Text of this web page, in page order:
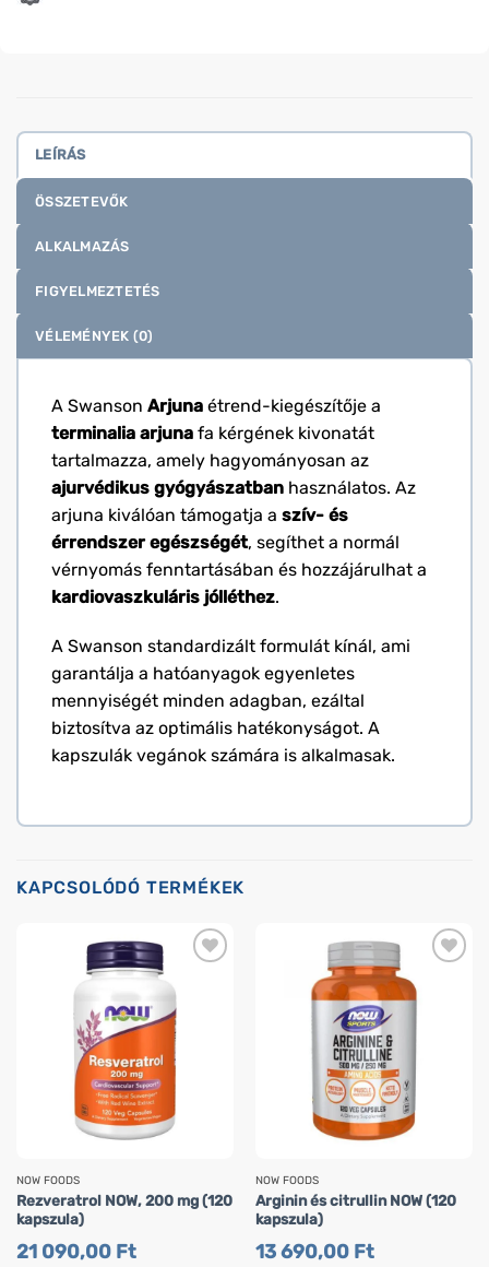
LEÍRÁS
ÖSSZETEVŐK
ALKALMAZÁS
FIGYELMEZTETÉS
VÉLEMÉNYEK (0)
A Swanson Arjuna étrend-kiegészítője a
terminalia arjuna fa kérgének kivonatát
tartalmazza, amely hagyományosan az
ajurvédikus gyógyászatban használatos. Az
arjuna kiválóan támogatja a szív- és
érrendszer egészségét, segíthet a normál
vérnyomás fenntartásában és hozzájárulhat a
kardiovaszkuláris jólléthez.
A Swanson standardizált formulát kínál, ami
garantálja a hatóanyagok egyenletes
mennyiségét minden adagban, ezáltal
biztosítva az optimális hatékonyságot. A
kapszulák vegánok számára is alkalmasak.
KAPCSOLÓDÓ TERMÉKEK
NOW FOODS
Rezveratrol NOW, 200 mg (120
kapszula)
21 090,00 Ft
NOW FOODS
Arginin és citrullin NOW (120
kapszula)
13 690,00 Ft